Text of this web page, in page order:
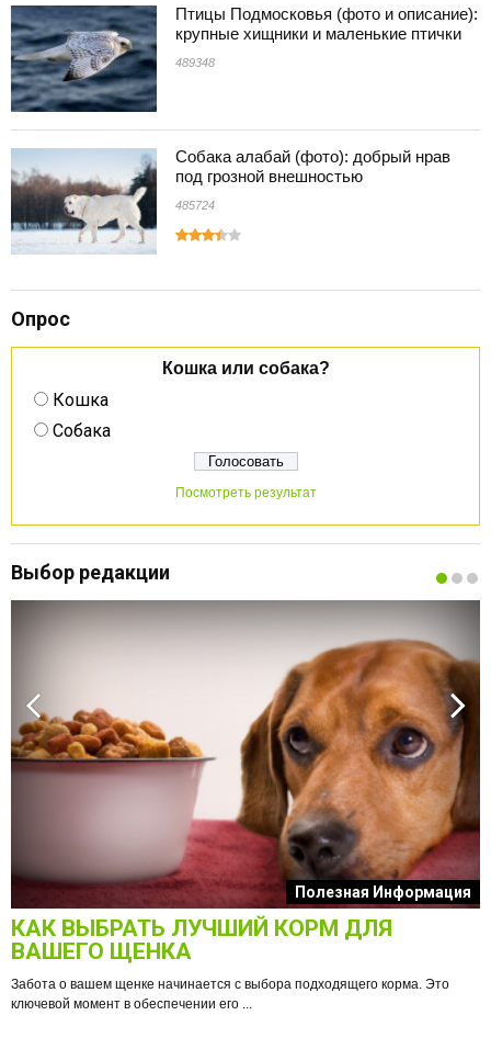
Птицы Подмосковья (фото и описание):
крупные хищники и маленькие птички
489348
Собака алабай (фото): добрый нрав
под грозной внешностью
485724
Опрос
Кошка или собака?
Кошка
Собака
Посмотреть результат
Выбор редакции
Полезная Информация
КАК ВЫБРАТЬ ЛУЧШИЙ КОРМ ДЛЯ
ВАШЕГО ЩЕНКА
Забота о вашем щенке начинается с выбора подходящего корма. Это
ключевой момент в обеспечении его ...